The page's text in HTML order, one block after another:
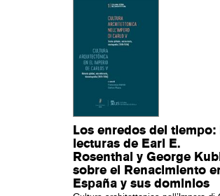
Los enredos del tiempo:
lecturas de Earl E.
Rosenthal y George
sobre el Renacimiento
España y sus dominios